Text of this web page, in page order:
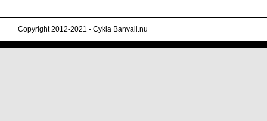
Copyright 2012-2021 - Cykla Banvall.nu